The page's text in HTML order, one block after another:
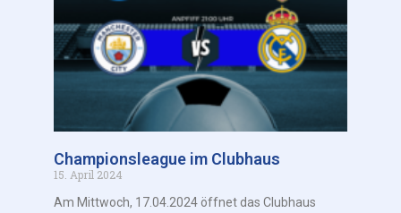
Championsleague im Clubhaus
15. April 2024
Am Mittwoch, 17.04.2024 öffnet das Clubhaus